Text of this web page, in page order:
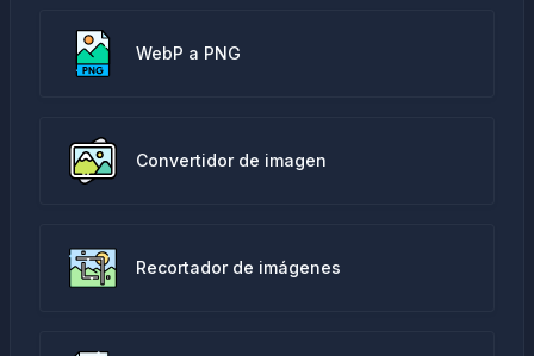
WebP a PNG
Convertidor de imagen
Recortador de imágenes